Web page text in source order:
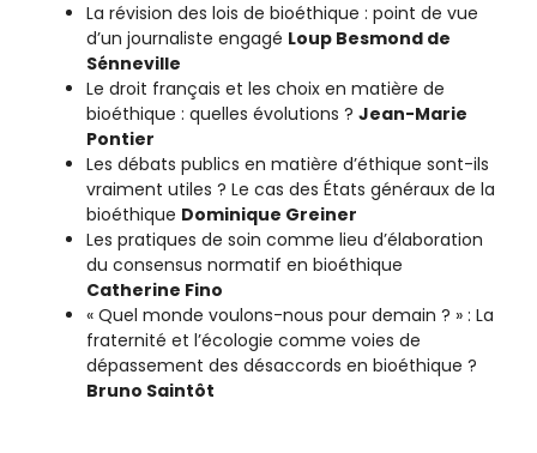
La révision des lois de bioéthique : point de vue
d’un journaliste engagé Loup Besmond de
Sénneville
Le droit français et les choix en matière de
bioéthique : quelles évolutions ? Jean-Marie
Pontier
Les débats publics en matière d’éthique sont-ils
vraiment utiles ? Le cas des États généraux de la
bioéthique Dominique Greiner
Les pratiques de soin comme lieu d’élaboration
du consensus normatif en bioéthique
Catherine Fino
« Quel monde voulons-nous pour demain ? » : La
fraternité et l’écologie comme voies de
dépassement des désaccords en bioéthique ?
Bruno Saintôt